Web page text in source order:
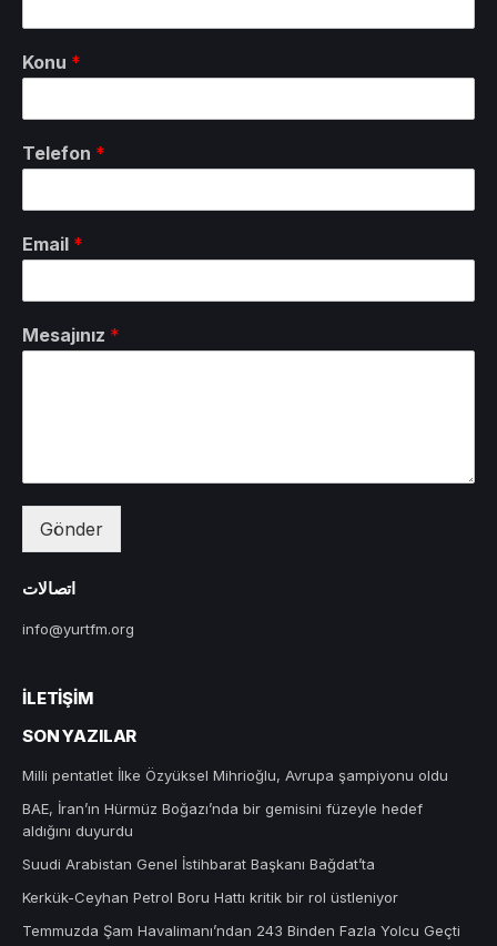
Konu *
Telefon *
Email *
Mesajınız *
Gönder
اتصالات
info@yurtfm.org
İLETIŞIM
SON YAZILAR
Milli pentatlet İlke Özyüksel Mihrioğlu, Avrupa şampiyonu oldu
BAE, İran’ın Hürmüz Boğazı’nda bir gemisini füzeyle hedef
aldığını duyurdu
Suudi Arabistan Genel İstihbarat Başkanı Bağdat’ta
Kerkük-Ceyhan Petrol Boru Hattı kritik bir rol üstleniyor
Temmuzda Şam Havalimanı’ndan 243 Binden Fazla Yolcu Geçti